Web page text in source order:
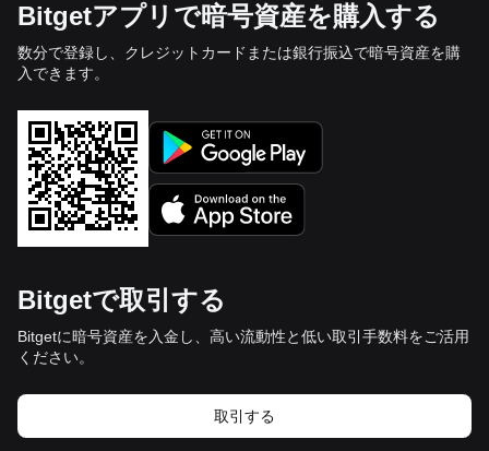
Bitgetアプリで暗号資産を購入する
数分で登録し、クレジットカードまたは銀行振込で暗号資産を購
入できます。
Bitgetで取引する
Bitgetに暗号資産を入金し、高い流動性と低い取引手数料をご活用
ください。
取引する